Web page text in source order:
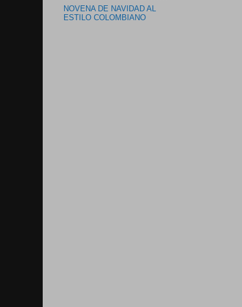
NOVENA DE NAVIDAD AL
ESTILO COLOMBIANO